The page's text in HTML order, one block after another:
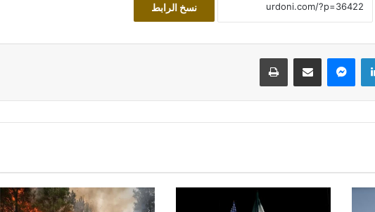
نسخ الرابط
لينكدإن